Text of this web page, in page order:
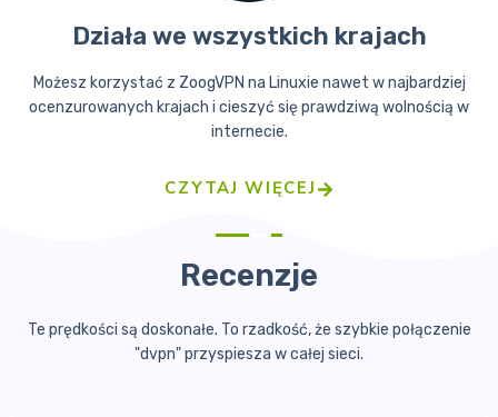
Działa we wszystkich krajach
Możesz korzystać z ZoogVPN na Linuxie nawet w najbardziej
ocenzurowanych krajach i cieszyć się prawdziwą wolnością w
internecie.
CZYTAJ WIĘCEJ
Recenzje
Te prędkości są doskonałe. To rzadkość, że szybkie połączenie
"dvpn"przyspiesza w całej sieci.